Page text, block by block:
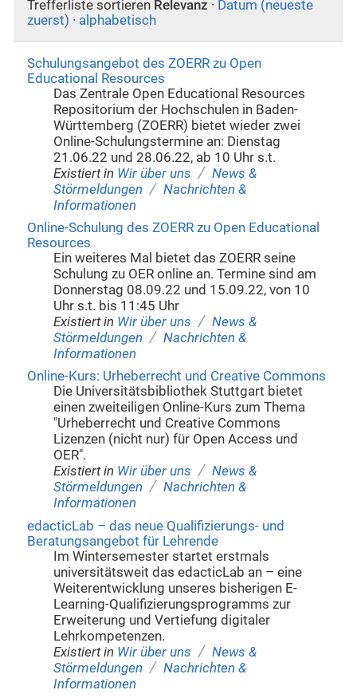
Trefferliste sortieren Relevanz · Datum (neueste
zuerst) · alphabetisch
Schulungsangebot des ZOERR zu Open
Educational Resources
Das Zentrale Open Educational Resources
Repositorium der Hochschulen in Baden-
Württemberg (ZOERR) bietet wieder zwei
Online-Schulungstermine an: Dienstag
21.06.22 und 28.06.22, ab 10 Uhr s.t.
Existiert in Wir über uns / News &
Störmeldungen / Nachrichten &
Informationen
Online-Schulung des ZOERR zu Open Educational
Resources
Ein weiteres Mal bietet das ZOERR seine
Schulung zu OER online an. Termine sind am
Donnerstag 08.09.22 und 15.09.22, von 10
Uhr s.t. bis 11:45 Uhr
Existiert in Wir über uns / News &
Störmeldungen / Nachrichten &
Informationen
Online-Kurs: Urheberrecht und Creative Commons
Die Universitätsbibliothek Stuttgart bietet
einen zweiteiligen Online-Kurs zum Thema
"Urheberrecht und Creative Commons
Lizenzen (nicht nur) für Open Access und
OER".
Existiert in Wir über uns / News &
Störmeldungen / Nachrichten &
Informationen
edacticLab – das neue Qualifizierungs- und
Beratungsangebot für Lehrende
Im Wintersemester startet erstmals
universitätsweit das edacticLab an – eine
Weiterentwicklung unseres bisherigen E-
Learning-Qualifizierungsprogramms zur
Erweiterung und Vertiefung digitaler
Lehrkompetenzen.
Existiert in Wir über uns / News &
Störmeldungen / Nachrichten &
Informationen